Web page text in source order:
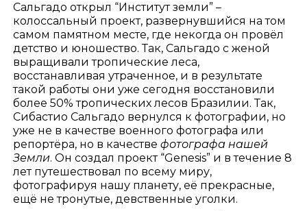
Сальгадо открыл “Институт земли” –
колоссальный проект, развернувшийся на том
самом памятном месте, где некогда он провёл
детство и юношество. Так, Сальгадо с женой
выращивали тропические леса,
восстанавливая утраченное, и в результате
такой работы они уже сегодня восстановили
более 50% тропических лесов Бразилии. Так,
Сибастио Сальгадо вернулся к фотографии, но
уже не в качестве военного фотографа или
репортёра, но в качествефотографа нашей
Земли. Он создал проект “Genesis” и в течение 8
лет путешествовал по всему миру,
фотографируя нашу планету, её прекрасные,
ещё не тронутые, девственные уголки.